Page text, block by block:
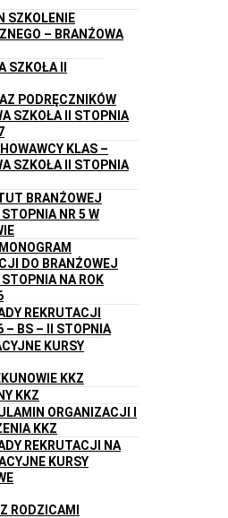
SZKOLENIE
– BRANŻOWA
SZKOŁA II
PODRĘCZNIKÓW
SZKOŁA II STOPNIA
KLAS –
SZKOŁA II STOPNIA
BRANŻOWEJ
NR 5 W
DO BRANŻOWEJ
NA ROK
REKRUTACJI
– BS – II STOPNIA
KURSY
KKZ
KKZ
ORGANIZACJI I
KKZ
REKRUTACJI NA
KURSY
RODZICAMI